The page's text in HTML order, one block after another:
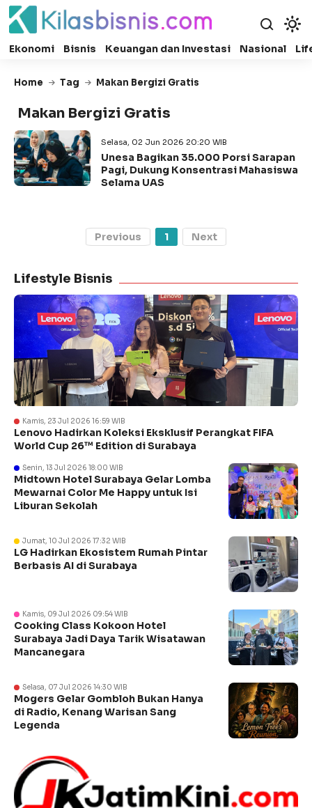
Ekonomi Bisnis Keuangan dan Investasi Nasional
Home Tag Makan Bergizi Gratis
Makan Bergizi Gratis
Selasa, 02 Jun 2026 20:20 WIB
Unesa Bagikan 35.000 Porsi Sarapan
Pagi, Dukung Konsentrasi Mahasiswa
Selama UAS
Previous 1 Next
Lifestyle Bisnis
Kamis, 23 Jul 2026 16:59 WIB
Lenovo Hadirkan Koleksi Eksklusif Perangkat FIFA
World Cup 26™ Edition di Surabaya
Senin, 13 Jul 2026 18:00 WIB
Midtown Hotel Surabaya Gelar Lomba
Mewarnai Color Me Happy untuk Isi
Liburan Sekolah
Jumat, 10 Jul 2026 17:32 WIB
LG Hadirkan Ekosistem Rumah Pintar
Berbasis AI di Surabaya
Kamis, 09 Jul 2026 09:54 WIB
Cooking Class Kokoon Hotel
Surabaya Jadi Daya Tarik Wisatawan
Mancanegara
Selasa, 07 Jul 2026 14:30 WIB
Mogers Gelar Gombloh Bukan Hanya
di Radio, Kenang Warisan Sang
Legenda